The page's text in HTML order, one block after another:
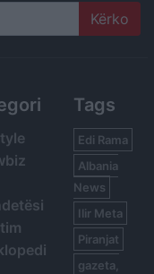
Tags
Edi Rama
Albania
News
Ilir Meta
Piranjat
gazeta,